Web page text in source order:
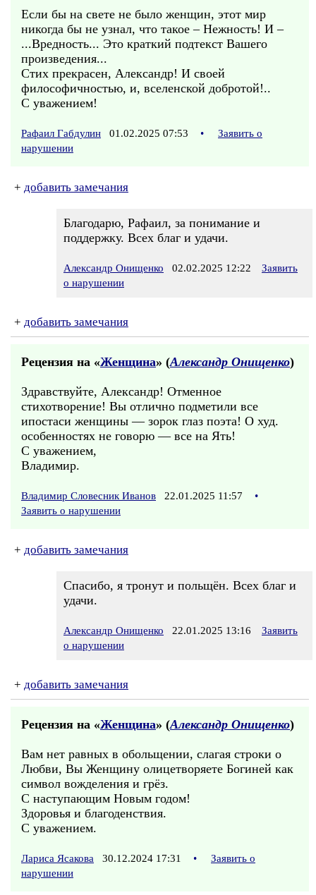
Если бы на свете не было женщин, этот мир
никогда бы не узнал, что такое – Нежность! И –
...Вредность... Это краткий подтекст Вашего
произведения...
Стих прекрасен, Александр! И своей
философичностью, и, вселенской добротой!..
С уважением!
Рафаил Габдулин 01.02.2025 07:53 •
Заявить о
нарушении
+ добавить замечания
Благодарю, Рафаил, за понимание и
поддержку. Всех благ и удачи.
Александр Онищенко 02.02.2025 12:22
Заявить
о нарушении
+ добавить замечания
Рецензия на «Женщина» (Александр Онищенко)
Здравствуйте, Александр! Отменное
стихотворение! Вы отлично подметили все
ипостаси женщины — зорок глаз поэта! О худ.
особенностях не говорю — все на Ять!
С уважением,
Владимир.
Владимир Словесник Иванов 22.01.2025 11:57
•
Заявить о нарушении
+ добавить замечания
Спасибо, я тронут и польщён. Всех благ и
удачи.
Александр Онищенко 22.01.2025 13:16
Заявить
о нарушении
+ добавить замечания
Рецензия на «Женщина» (Александр Онищенко)
Вам нет равных в обольщении, слагая строки о
Любви, Вы Женщину олицетворяете Богиней как
символ вожделения и грёз.
С наступающим Новым годом!
Здоровья и благоденствия.
С уважением.
Лариса Ясакова 30.12.2024 17:31 •
Заявить о
нарушении